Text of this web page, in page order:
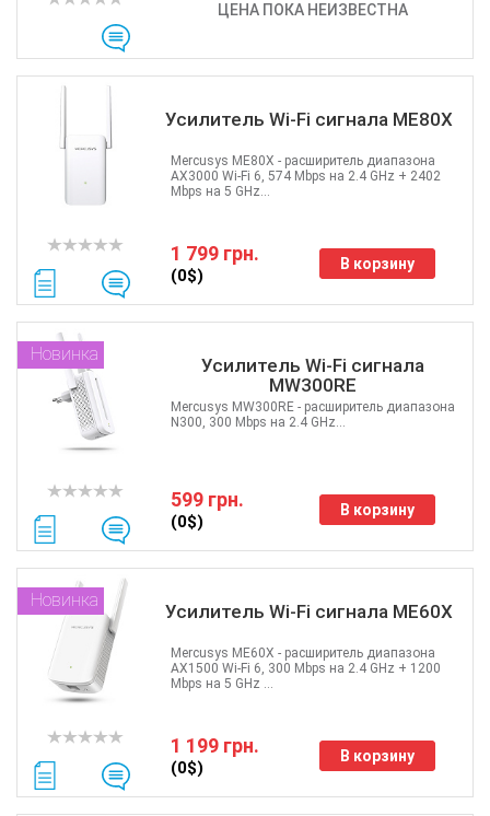
ЦЕНА ПОКА НЕИЗВЕСТНА
Усилитель Wi-Fi сигнала ME80X
1 799 грн.
(0$)
В корзину
Mercusys ME80X - расширитель диапазона
AX3000 Wi-Fi 6, 574 Mbps на 2.4 GHz + 2402
Mbps на 5 GHz...
Усилитель Wi-Fi сигнала
MW300RE
Новинка
599 грн.
(0$)
В корзину
Mercusys MW300RE - расширитель диапазона
N300, 300 Mbps на 2.4 GHz...
Усилитель Wi-Fi сигнала ME60X
Новинка
1 199 грн.
(0$)
В корзину
Mercusys ME60X - расширитель диапазона
AX1500 Wi-Fi 6, 300 Mbps на 2.4 GHz + 1200
Mbps на 5 GHz ...